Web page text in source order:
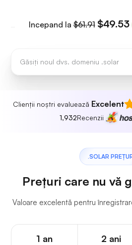
Incepand la$61.91 $49.53
Clienții noștri evaluează Excelent
1,932Recenzii
.SOLAR
Prețuri care nu vă
Valoare excelentă pentru
1 an 2 ani